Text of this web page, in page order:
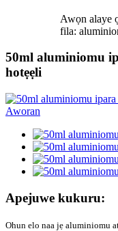
Awọn alaye
fila:
50ml aluminiomu
hotẹẹli
Apejuwe kukuru:
Ohun elo naa jẹ aluminiomu